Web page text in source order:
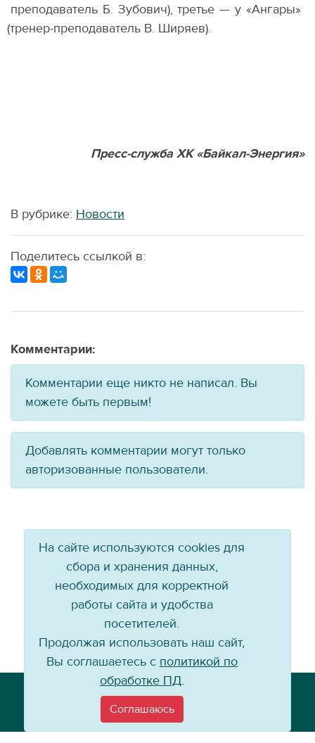
преподаватель Б. Зубович), третье — у «Ангары»
(тренер-преподаватель В. Ширяев).
Пресс-служба ХК «Байкал-Энергия»
В рубрике: Новости
Поделитесь ссылкой в:
Комментарии:
Комментарии еще никто не написал. Вы
можете быть первым!
Добавлять комментарии могут только
авторизованные пользователи.
Email:info@baikal-energy.ru
На сайте используются cookies для
сбора и хранения данных,
необходимых для корректной
работы сайта и удобства
посетителей.
Продолжая использовать наш сайт,
Вы соглашаетесь с политикой по
обработке ПД.
Соглашаюсь